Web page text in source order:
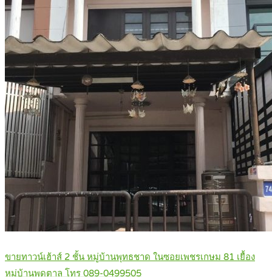
ขายทาวน์เฮ้าส์ 2 ชั้น หมู่บ้านพุทธชาด ในซอยเพชรเกษม 81 เยื้อง
หมู่บ้านพุดตาล โทร 089-0499505